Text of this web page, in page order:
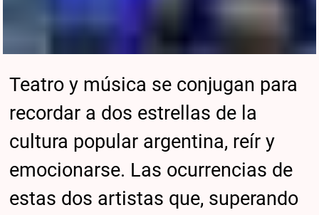
Teatro y música se conjugan para
recordar a dos estrellas de la
cultura popular argentina, reír y
emocionarse. Las ocurrencias de
estas dos artistas que, superando